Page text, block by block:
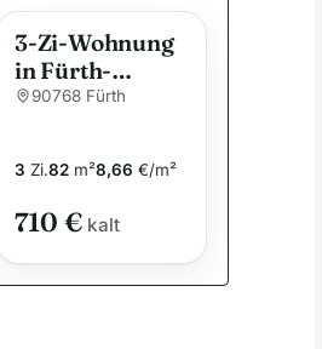
3-Zi-Wohnung
in Fürth-
Hamburger Str.
90768 Fürth
3 Zi.82 m²8,66 €/m²
710 € kalt